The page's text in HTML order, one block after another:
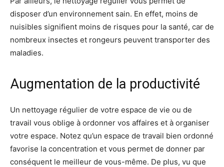
disposer d’un environnement sain. En effet, moins de
nuisibles signifient moins de risques pour la santé, car de
nombreux insectes et rongeurs peuvent transporter des
maladies.
Augmentation de la productivité
Un nettoyage régulier de votre espace de vie ou de
travail vous oblige à ordonner vos affaires et à organiser
votre espace. Notez qu’un espace de travail bien ordonné
favorise la concentration et vous permet de donner par
conséquent le meilleur de vous-même. De plus, vu que